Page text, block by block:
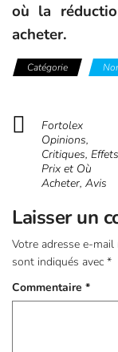
où la
acheter.
Catégorie
Fortolex
Opinions,
Critiques,
Prix et Où
Acheter, Avis
Laisser un
Votre adresse e-mail
sont indiqués avec *
Commentaire *